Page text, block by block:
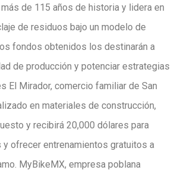
de 115 años de historia y lidera en
de residuos bajo un modelo de
fondos obtenidos los destinarán a
de producción y potenciar estrategias
El Mirador, comercio familiar de San
en materiales de construcción,
y recibirá 20,000 dólares para
ofrecer entrenamientos gratuitos a
MyBikeMX, empresa poblana